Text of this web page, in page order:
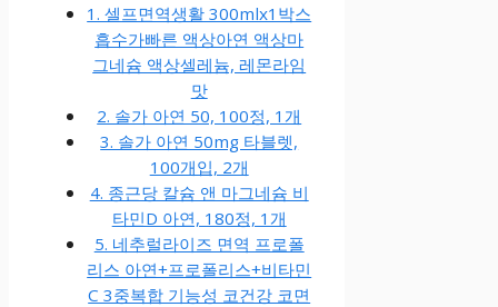
1. 셀프면역생활 300mlx1박스
흡수가빠른 액상아연 액상마
그네슘 액상셀레늄, 레몬라임
맛
2. 솔가 아연 50, 100정, 1개
3. 솔가 아연 50mg 타블렛,
100개입, 2개
4. 종근당 칼슘 앤 마그네슘 비
타민D 아연, 180정, 1개
5. 네추럴라이즈 면역 프로폴
리스 아연+프로폴리스+비타민
C 3중복합 기능성 코건강 코면